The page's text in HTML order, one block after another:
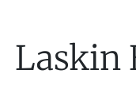
Laskin